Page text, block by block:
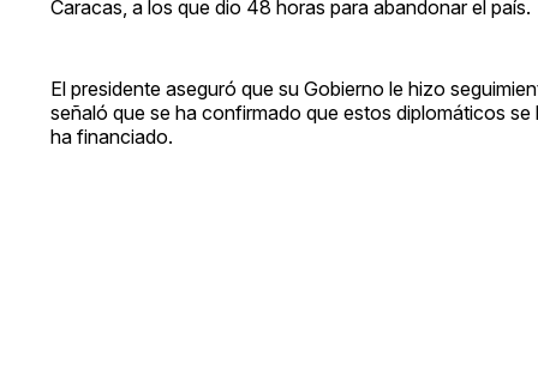
Caracas, a los que dio 48 horas para abandonar el país.
El presidente aseguró que su Gobierno le hizo
señaló que se ha confirmado que estos diplomáticos
ha financiado.